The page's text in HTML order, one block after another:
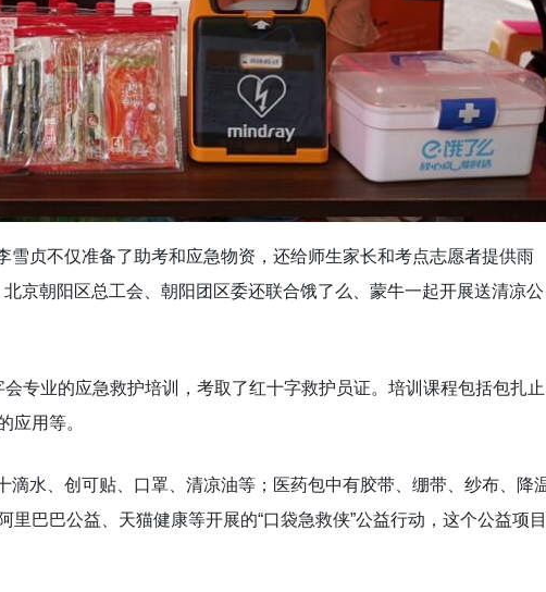
雪贞不仅准备了助考和应急物资，还给师生家长和考点志愿者提供雨
京朝阳区总工会、朝阳团区委还联合饿了么、蒙牛一起开展送清凉公
专业的应急救护培训，考取了红十字救护员证。培训课程包括包扎止
应用等。
滴水、创可贴、口罩、清凉油等；医药包中有胶带、绷带、纱布、降
里巴巴公益、天猫健康等开展的“口袋急救侠”公益行动，这个公益项目